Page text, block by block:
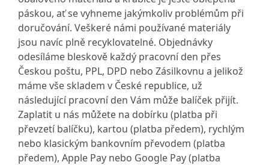
páskou, ať se vyhneme jakýmkoliv problémům při
doručování. Veškeré námi používané materiály
jsou navíc plně recyklovatelné. Objednávky
odesíláme bleskově každý pracovní den přes
Českou poštu, PPL, DPD nebo Zásilkovnu a jelikož
máme vše skladem v České republice, už
následující pracovní den Vám může balíček přijít.
Zaplatit u nás můžete na dobírku (platba při
převzetí balíčku), kartou (platba předem), rychlým
nebo klasickým bankovním převodem (platba
předem), Apple Pay nebo Google Pay (platba